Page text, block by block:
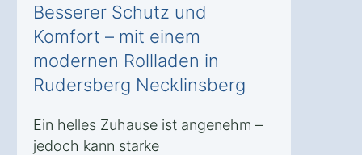
Besserer Schutz und
Komfort – mit einem
modernen Rollladen in
Rudersberg Necklinsberg
Ein helles Zuhause ist angenehm –
jedoch kann starke